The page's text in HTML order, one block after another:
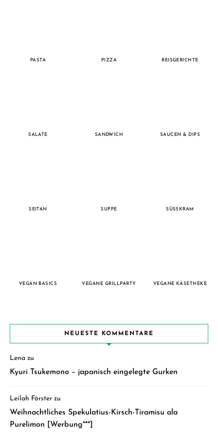
PASTA PIZZA REISGERICHTE
SALATE SANDWICH SAUCEN & DIPS
SEITAN SUPPE SÜSSKRAM
VEGAN BASICS VEGANE GRILLPARTY VEGANE KÄSETHEKE
NEUESTE KOMMENTARE
Lena zu
Kyuri Tsukemono – japanisch eingelegte Gurken
Leilah Förster zu
Weihnachtliches Spekulatius-Kirsch-Tiramisu ala
Purelimon [Werbung***]